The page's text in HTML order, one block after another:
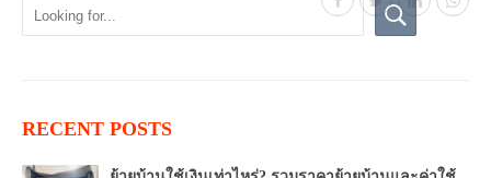
RECENT POSTS